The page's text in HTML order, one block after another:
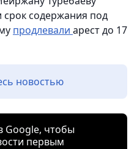
срок содержания под
продлевали арест до 17
новостью
Google, чтобы
первым